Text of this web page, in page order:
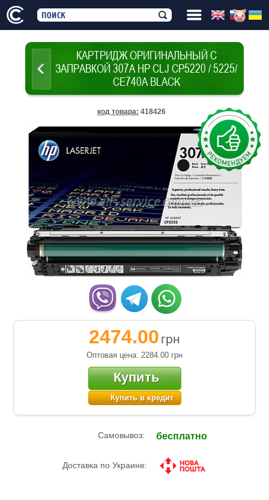
КАРТРИДЖ ОРИГИНАЛЬНЫЙ С
ЗАПРАВКОЙ 307A HP CLJ CP5220 / 5225/
CE740A BLACK
код товара: 418426
2474.00 грн
Оптовая цена: 2284.00 грн
Купить
Купить в кредит
Самовывоз: бесплатно
Доставка по Украине: